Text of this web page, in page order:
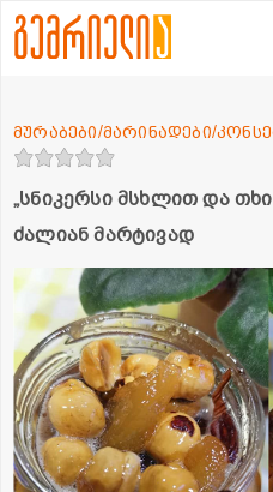
„სნიკერსი მსხლით და
ძალიან მარტივად
მურაბები/მარინადები/